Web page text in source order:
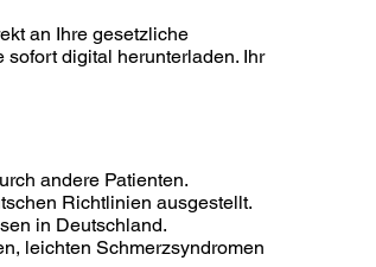
an Ihre gesetzliche
digital herunterladen. Ihr
andere Patienten.
Richtlinien ausgestellt.
in Deutschland.
leichten Schmerzsyndromen